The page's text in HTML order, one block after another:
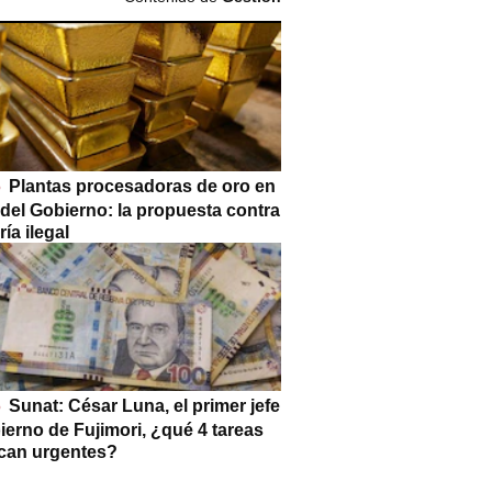
Plantas procesadoras de oro en
del Gobierno: la propuesta contra
ilegal
Sunat: César Luna, el primer jefe
de Fujimori, ¿qué 4 tareas
urgentes?